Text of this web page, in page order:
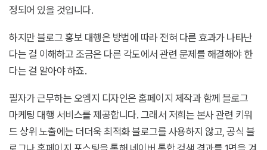
정되어 있을 것입니다.
하지만 블로그 홍보 대행은 방법에 따라 전혀 다른 효과가 나타난
다는 걸 이해하고 조금은 다른 각도에서 관련 문제를 해결해야 한
다는 걸 알아야 하죠.
필자가 근무하는 오엠지 디자인은 홈페이지 제작과 함께 블로그
마케팅 대행 서비스를 제공합니다. 그래서 저희는 본사 관련 키워
드 상위 노출에는 더더욱 최적화 블로그를 사용하지 않고, 공식 블